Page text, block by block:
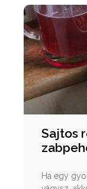
Sajtos
Ha egy